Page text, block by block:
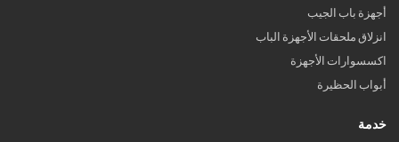
أجهزة باب الجيب
انزلاق ملحقات الأجهزة الباب
اكسسوارات الأجهزة
أبواب الحظيرة
خدمة